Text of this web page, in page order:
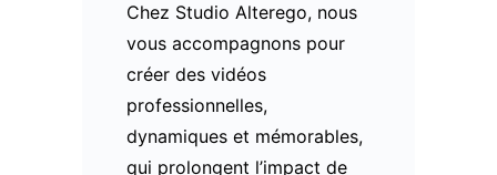
Chez Studio Alterego, nous
vous accompagnons pour
créer des vidéos
professionnelles,
dynamiques et mémorables,
qui prolongent l’impact de